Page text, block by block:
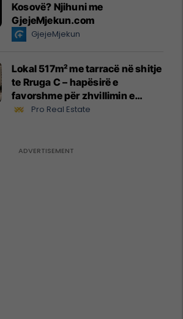
Kosovë? Njihuni me
GjejeMjekun.com
GjejeMjekun
Lokal 517m² me tarracë në shitje
te Rruga C – hapësirë e
favorshme për zhvillimin e
biznesit #15796
Pro Real Estate